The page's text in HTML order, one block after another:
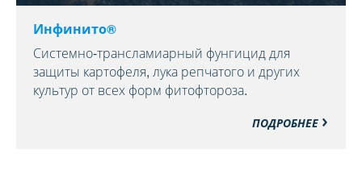
Инфинито®
Системно-трансламиарный фунгицид для
защиты картофеля, лука репчатого и других
культур от всех форм фитофтороза.
ПОДРОБНЕЕ